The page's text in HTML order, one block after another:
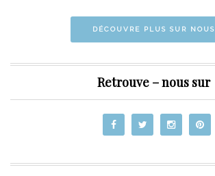
DÉCOUVRE PLUS SUR NOUS
Retrouve – nous sur